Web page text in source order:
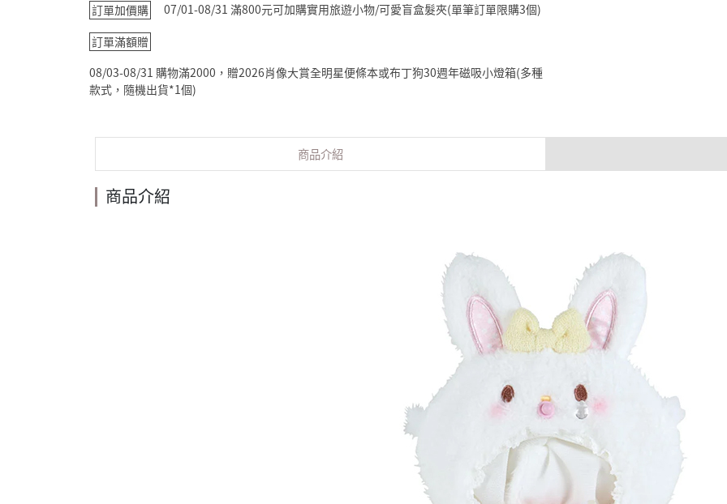
訂單加價購
07/01-08/31 滿800元可加購實用旅遊小物/可愛盲盒髮夾(單筆訂單限購3個)
訂單滿額贈
08/03-08/31 購物滿2000，贈2026肖像大賞全明星便條本或布丁狗30週年磁吸小燈箱(多種
款式，隨機出貨*1個)
商品介紹
商品介紹